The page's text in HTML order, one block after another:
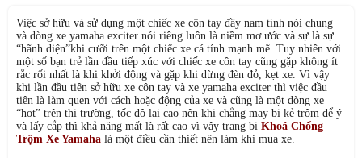
Việc sở hữu và sử dụng một chiếc xe côn tay đầy nam tính nói chung
và dòng xe yamaha exciter nói riêng luôn là niềm mơ ước và sự là sự
“hãnh diện”khi cưỡi trên một chiếc xe cá tính mạnh mẽ. Tuy nhiên với
một số bạn trẻ lần đầu tiếp xúc với chiếc xe côn tay cũng gặp không ít
rắc rối nhất là khi khởi động và gặp khi dừng đèn đỏ, kẹt xe. Vì vậy
khi lần đầu tiên sở hữu xe côn tay và xe yamaha exciter thì việc đầu
tiên là làm quen với cách hoặc động của xe và cũng là một dòng xe
“hot” trên thị trường, tốc độ lại cao nên khi chẳng may bị kẻ trộm để ý
và lấy cắp thì khả năng mất là rất cao vì vậy trang bị Khoá Chống
Trộm Xe Yamaha là một điều cần thiết nên làm khi mua xe.